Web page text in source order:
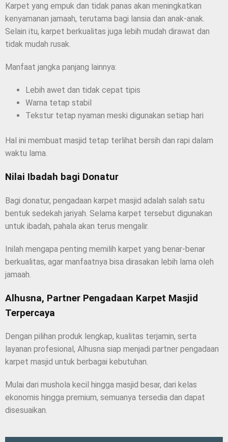
Karpet yang empuk dan tidak panas akan meningkatkan
kenyamanan jamaah, terutama bagi lansia dan anak-anak.
Selain itu, karpet berkualitas juga lebih mudah dirawat dan
tidak mudah rusak.
Manfaat jangka panjang lainnya:
Lebih awet dan tidak cepat tipis
Warna tetap stabil
Tekstur tetap nyaman meski digunakan setiap hari
Hal ini membuat masjid tetap terlihat bersih dan rapi dalam
waktu lama.
Nilai Ibadah bagi Donatur
Bagi donatur, pengadaan karpet masjid adalah salah satu
bentuk sedekah jariyah. Selama karpet tersebut digunakan
untuk ibadah, pahala akan terus mengalir.
Inilah mengapa penting memilih karpet yang benar-benar
berkualitas, agar manfaatnya bisa dirasakan lebih lama oleh
jamaah.
Alhusna, Partner Pengadaan Karpet Masjid
Terpercaya
Dengan pilihan produk lengkap, kualitas terjamin, serta
layanan profesional, Alhusna siap menjadi partner pengadaan
karpet masjid untuk berbagai kebutuhan.
Mulai dari mushola kecil hingga masjid besar, dari kelas
ekonomis hingga premium, semuanya tersedia dan dapat
disesuaikan.